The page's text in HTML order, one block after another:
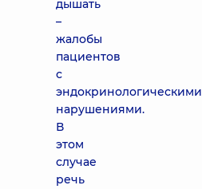
дышать
–
жалобы
пациентов
с
эндокринологическими
нарушениями.
В
этом
случае
речь